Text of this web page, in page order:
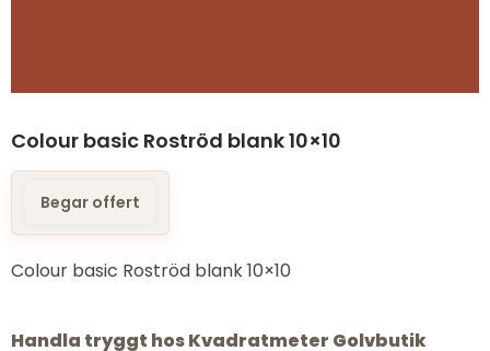
Colour basic Roströd blank 10×10
Begar offert
Colour basic Roströd blank 10×10
Handla tryggt hos Kvadratmeter Golvbutik